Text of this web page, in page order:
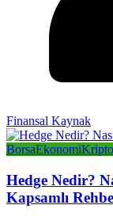
Finansal Kaynak
BorsaEkonomiKripto
Hedge Nedir?
Kapsamlı